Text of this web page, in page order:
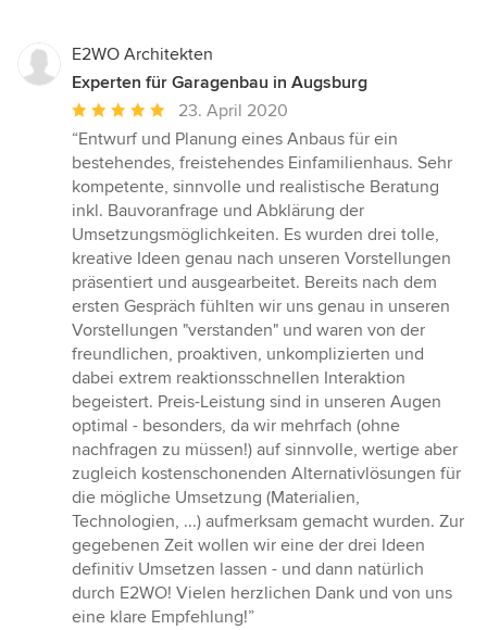
E2WO Architekten
Experten für Garagenbau in Augsburg
Durchschnittliche
Bewertung:
5
von
5
Sternen
23. April 2020
“Entwurf und Planung eines Anbaus für ein
bestehendes, freistehendes Einfamilienhaus. Sehr
kompetente, sinnvolle und realistische Beratung
inkl. Bauvoranfrage und Abklärung der
Umsetzungsmöglichkeiten. Es wurden drei tolle,
kreative Ideen genau nach unseren Vorstellungen
präsentiert und ausgearbeitet. Bereits nach dem
ersten Gespräch fühlten wir uns genau in unseren
Vorstellungen "verstanden" und waren von der
freundlichen, proaktiven, unkomplizierten und
dabei extrem reaktionsschnellen Interaktion
begeistert. Preis-Leistung sind in unseren Augen
optimal - besonders, da wir mehrfach (ohne
nachfragen zu müssen!) auf sinnvolle, wertige aber
zugleich kostenschonenden Alternativlösungen für
die mögliche Umsetzung (Materialien,
Technologien, ...) aufmerksam gemacht wurden. Zur
gegebenen Zeit wollen wir eine der drei Ideen
definitiv Umsetzen lassen - und dann natürlich
durch E2WO! Vielen herzlichen Dank und von uns
eine klare Empfehlung!”